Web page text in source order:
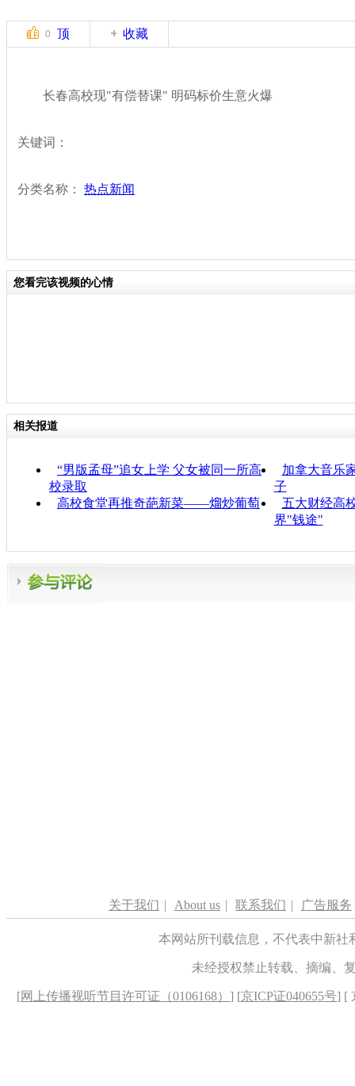
0 顶 收藏
长春高校现"有偿替课" 明码标价生意火爆
关键词：
分类名称： 热点新闻
您看完该视频的心情
相关报道
“男版孟母”追女上学 父女被同一所高
校录取
加拿大音乐
子
高校食堂再推奇葩新菜——熘炒葡萄
五大财经高
界"钱途"
关于我们 | About us | 联系我们 | 广告服务
本网站所刊载信息，不代表中新
未经授权禁止转载、摘编、
[网上传播视听节目许可证（0106168） ] [京ICP证040655号] [